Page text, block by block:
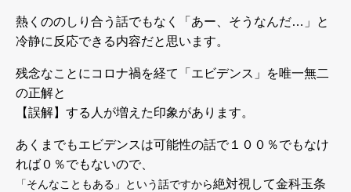
熱くののしり合う話でもなく「あー、そうなんだ…」と
冷静に反応できる内容だと思います。
残念なことにコロナ禍を経て「エビデンス」を唯一無二
の正解と
【誤解】する人が増えた印象があります。
あくまでもエビデンスは可能性の話で１００％でもなけ
れば０％でもないので、
「そんなこともある」という話ですから絶対視して金科玉条